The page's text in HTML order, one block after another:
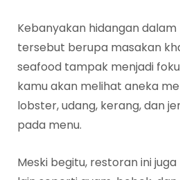
Kebanyakan hidangan
tersebut berupa masakan
seafood tampak menjadi
kamu akan melihat aneka
lobster, udang, kerang, dan
pada menu.
Meski begitu, restoran ini